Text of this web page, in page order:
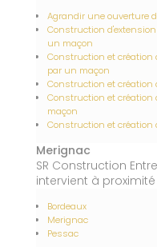
Agrandir une ouverture
Construction
un maçon
Construction et création
par un maçon
Construction et création
Construction et
maçon
Construction et création
Merignac
SR Construction
intervient à proximité
Bordeaux
Merignac
Pessac